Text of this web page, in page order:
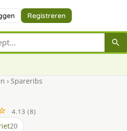
Registreren
› Spareribs
4.13 (8)
20